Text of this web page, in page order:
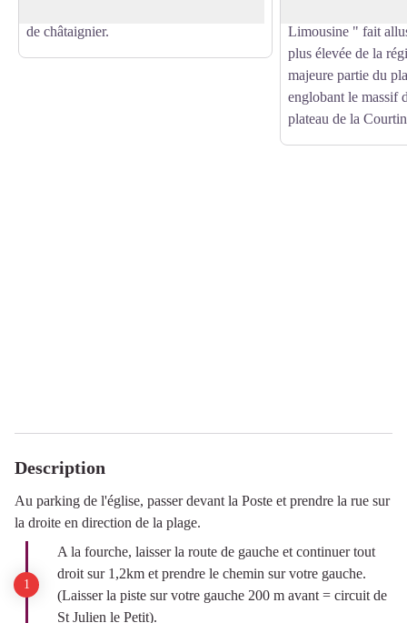
de châtaignier.
Limousine " fait
plus élevée de la
majeure partie du
englobant le massif
plateau de la
Description
Au parking de l'église, passer devant la Poste et prendre la rue sur
la droite en direction de la plage.
A la fourche, laisser la route de gauche et continuer tout
droit sur 1,2km et prendre le chemin sur votre gauche.
(Laisser la piste sur votre gauche 200 m avant = circuit de
St Julien le Petit).